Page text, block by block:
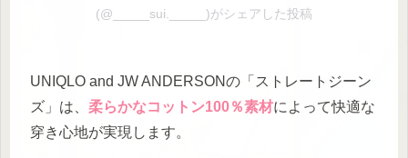
(@_____sui._____)がシェアした投稿
UNIQLO and JW ANDERSONの「ストレートジーン
ズ」は、 柔らかなコットン100％素材によって快適な
穿き心地が実現します。